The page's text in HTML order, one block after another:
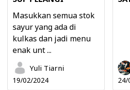
Masukkan semua stok
sayur yang ada di
kulkas dan jadi menu
enak unt ...
Yuli Tiarni
19/02/2024 24/